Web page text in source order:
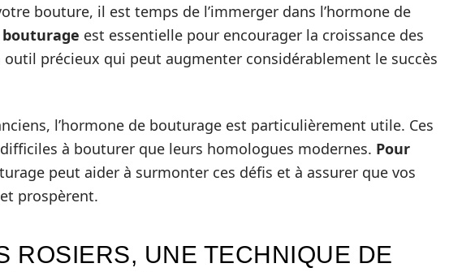
bouture, il est temps de l’immerger dans l’hormone de
est essentielle pour encourager la croissance des
outil précieux qui peut augmenter considérablement le succès
l’hormone de bouturage est particulièrement utile. Ces
à bouturer que leurs homologues modernes. Pour
peut aider à surmonter ces défis et à assurer que vos
prospèrent.
ROSIERS, UNE TECHNIQUE DE